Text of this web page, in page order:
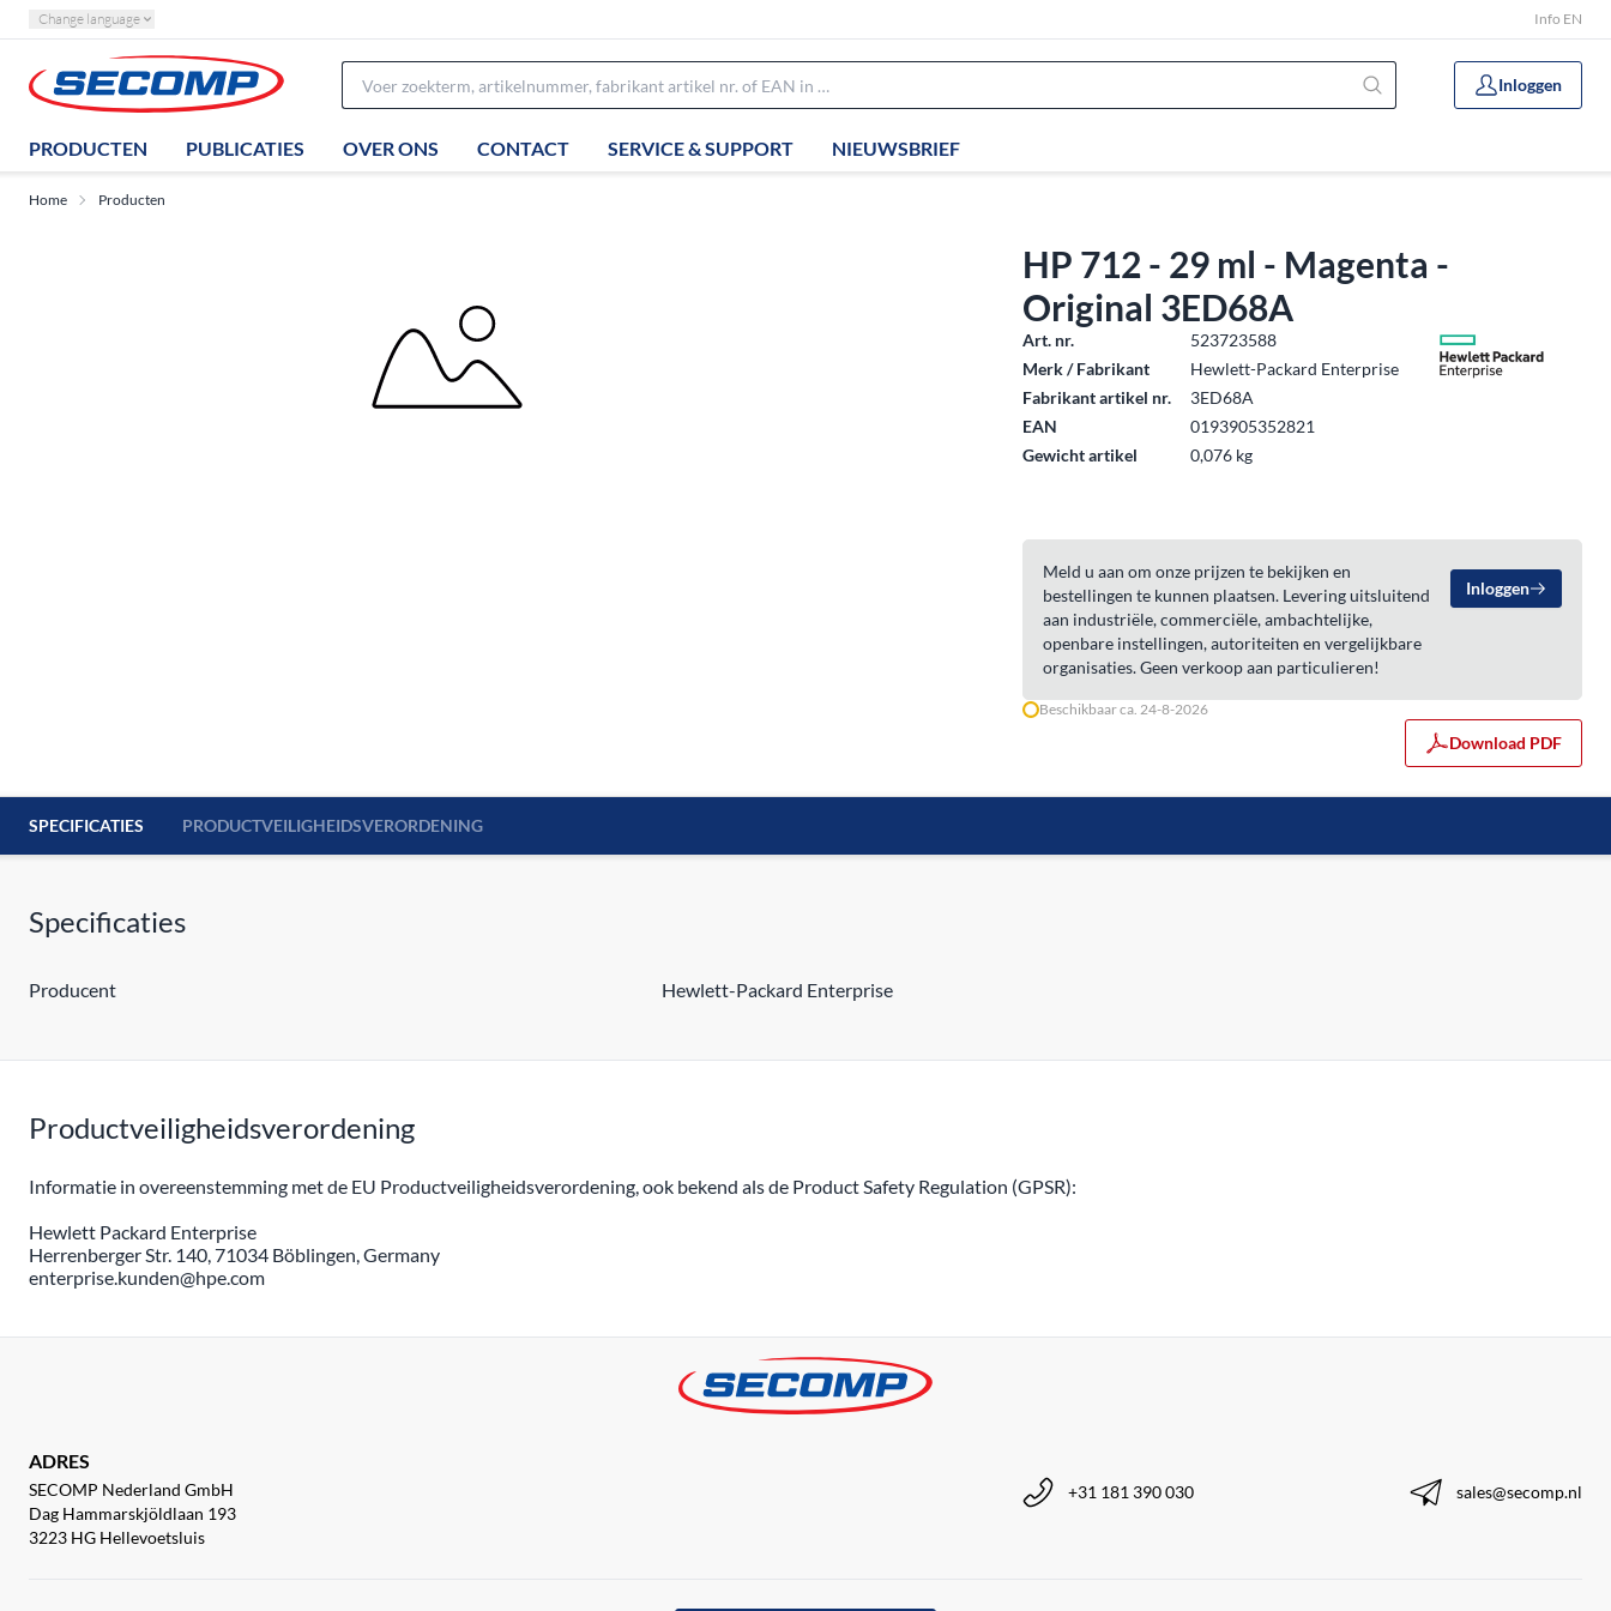
Change language Info EN
Inloggen
PRODUCTEN PUBLICATIES OVER ONS CONTACT SERVICE & SUPPORT NIEUWSBRIEF
Home Producten
HP 712 - 29 ml - Magenta -
Original 3ED68A
Art. nr.
523723588
Merk / Fabrikant
Hewlett-Packard Enterprise
Fabrikant artikel nr.
3ED68A
EAN
0193905352821
Gewicht artikel
0,076 kg
Meld u aan om onze prijzen te bekijken en
bestellingen te kunnen plaatsen. Levering uitsluitend
aan industriële, commerciële, ambachtelijke,
openbare instellingen, autoriteiten en vergelijkbare
organisaties. Geen verkoop aan particulieren!
Inloggen
Beschikbaar ca. 24-8-2026
Download PDF
SPECIFICATIES PRODUCTVEILIGHEIDSVERORDENING
Specificaties
Producent Hewlett-Packard Enterprise
Productveiligheidsverordening
Informatie in overeenstemming met de EU Productveiligheidsverordening, ook bekend als de Product Safety Regulation (GPSR):
Hewlett Packard Enterprise
Herrenberger Str. 140, 71034 Böblingen, Germany
enterprise.kunden@hpe.com
ADRES
SECOMP Nederland GmbH
Dag Hammarskjöldlaan 193
3223 HG Hellevoetsluis
+31 181 390 030 sales@secomp.nl